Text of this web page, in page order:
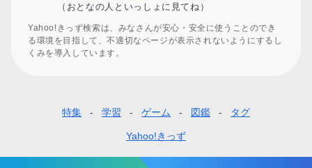
（おとなの人といっしょに見てね）
Yahoo!きっず検索は、みなさんが安心・安全に使うことのでき
る環境を目指して、不適切なページが表示されないようにするし
くみを導入しています。
タ
特集 学習 ゲーム 図鑑 タグ
Yahoo!きっず